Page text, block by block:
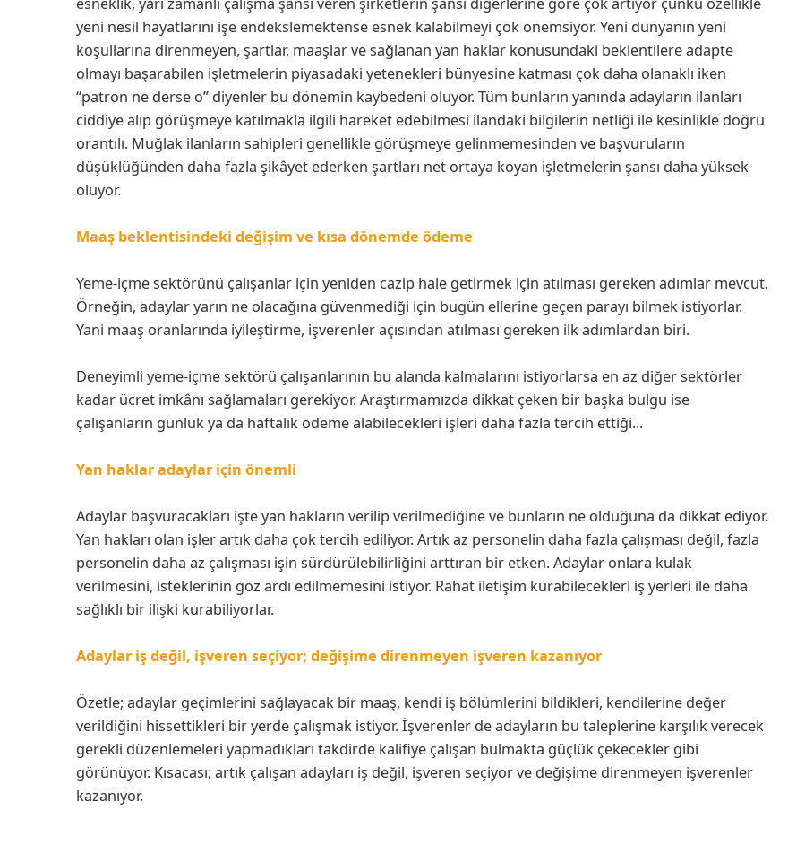
yeni nesil hayatlarını işe endekslemektense esnek kalabilmeyi çok önemsiyor. Yeni dünyanın yeni
koşullarına direnmeyen, şartlar, maaşlar ve sağlanan yan haklar konusundaki beklentilere adapte
olmayı başarabilen işletmelerin piyasadaki yetenekleri bünyesine katması çok daha olanaklı iken
“patron ne derse o” diyenler bu dönemin kaybedeni oluyor. Tüm bunların yanında adayların ilanları
ciddiye alıp görüşmeye katılmakla ilgili hareket edebilmesi ilandaki bilgilerin netliği ile kesinlikle doğru
orantılı. Muğlak ilanların sahipleri genellikle görüşmeye gelinmemesinden ve başvuruların
düşüklüğünden daha fazla şikâyet ederken şartları net ortaya koyan işletmelerin şansı daha yüksek
oluyor.
Maaş beklentisindeki değişim ve kısa dönemde ödeme
Yeme-içme sektörünü çalışanlar için yeniden cazip hale getirmek için atılması gereken adımlar mevcut.
Örneğin, adaylar yarın ne olacağına güvenmediği için bugün ellerine geçen parayı bilmek istiyorlar.
Yani maaş oranlarında iyileştirme, işverenler açısından atılması gereken ilk adımlardan biri.
Deneyimli yeme-içme sektörü çalışanlarının bu alanda kalmalarını istiyorlarsa en az diğer sektörler
kadar ücret imkânı sağlamaları gerekiyor. Araştırmamızda dikkat çeken bir başka bulgu ise
çalışanların günlük ya da haftalık ödeme alabilecekleri işleri daha fazla tercih ettiği...
Yan haklar adaylar için önemli
Adaylar başvuracakları işte yan hakların verilip verilmediğine ve bunların ne olduğuna da dikkat ediyor.
Yan hakları olan işler artık daha çok tercih ediliyor. Artık az personelin daha fazla çalışması değil, fazla
personelin daha az çalışması işin sürdürülebilirliğini arttıran bir etken. Adaylar onlara kulak
verilmesini, isteklerinin göz ardı edilmemesini istiyor. Rahat iletişim kurabilecekleri iş yerleri ile daha
sağlıklı bir ilişki kurabiliyorlar.
Adaylar iş değil, işveren seçiyor; değişime direnmeyen işveren kazanıyor
Özetle; adaylar geçimlerini sağlayacak bir maaş, kendi iş bölümlerini bildikleri, kendilerine değer
verildiğini hissettikleri bir yerde çalışmak istiyor. İşverenler de adayların bu taleplerine karşılık verecek
gerekli düzenlemeleri yapmadıkları takdirde kalifiye çalışan bulmakta güçlük çekecekler gibi
görünüyor. Kısacası; artık çalışan adayları iş değil, işveren seçiyor ve değişime direnmeyen işverenler
kazanıyor.